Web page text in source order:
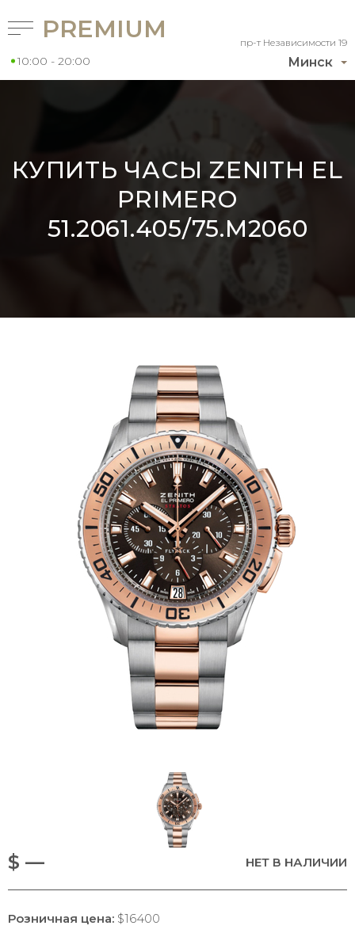
Минск
пр-т Независимости 19
PREMIUM
10:00 - 20:00
КУПИТЬ ЧАСЫ ZENITH EL
PRIMERO
51.2061.405/75.M2060
$ — НЕТ В НАЛИЧИИ
Розничная цена: $16400